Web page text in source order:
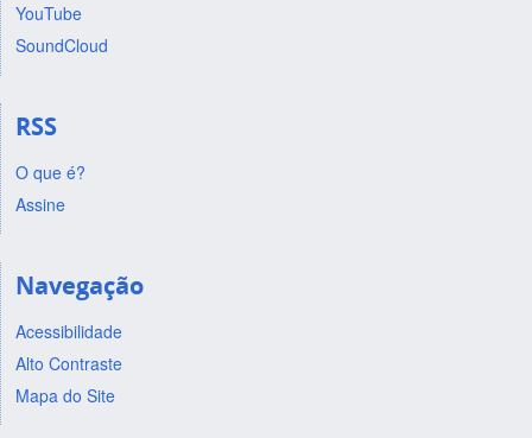
YouTube
SoundCloud
RSS
O que é?
Assine
Navegação
Acessibilidade
Alto Contraste
Mapa do Site